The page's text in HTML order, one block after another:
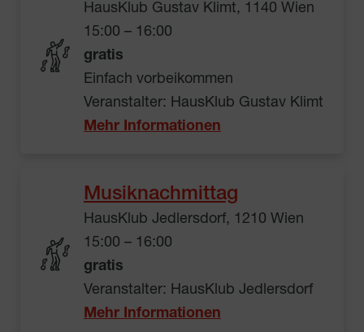
HausKlub Gustav Klimt, 1140 Wien
15:00 – 16:00
gratis
Einfach vorbeikommen
Veranstalter: HausKlub Gustav Klimt
Mehr Informationen
Musiknachmittag
HausKlub Jedlersdorf, 1210 Wien
15:00 – 16:00
gratis
Veranstalter: HausKlub Jedlersdorf
Mehr Informationen